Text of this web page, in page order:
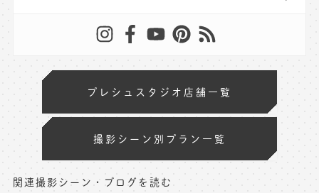
プレシュスタジオ店舗一覧
撮影シーン別プラン一覧
関連撮影シーン・ブログを読む